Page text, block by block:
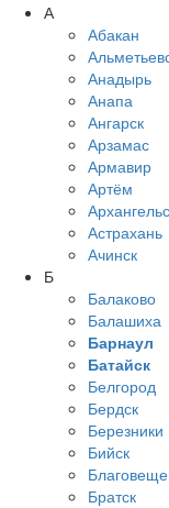
А
Абакан
Анадырь
Анапа
Ангарск
Арзамас
Армавир
Артём
Астрахань
Ачинск
Б
Балаково
Балашиха
Барнаул
Батайск
Белгород
Бердск
Березники
Бийск
Братск